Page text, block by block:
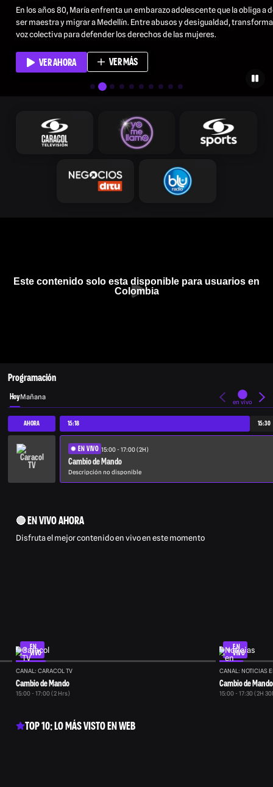
En los años 80, María enfrenta un embarazo adolescente que la obliga a
ser maestra y migrar a Medellín. Entre abusos y desigualdad,
voz colectiva para defender los derechos de las mujeres.
VER AHORA VER MÁS
Este contenido solo esta disponible para usuarios en
Colombia
Programación
HoyMañana
en vivo
AHORA 15:18 15:30
EN VIVO 15:00 - 17:00 (2H)
Cambio de Mando
Descripción no disponible
🔴 EN VIVO AHORA
Disfruta el mejor contenido en vivo en este momento
EN
VIVO
CANAL: CARACOL TV
Cambio de Mando
15:00 - 17:00 (2 Hrs)
EN
VIVO
CANAL: NOTICIAS
Cambio de Mando
15:00 - 17:30 (2H
TOP 10: LO MÁS VISTO EN WEB